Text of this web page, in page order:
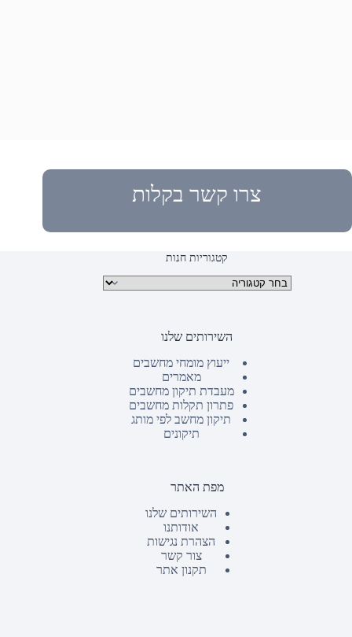
צרו קשר בקלות
קטגוריות חנות
קטגוריות מוצרים
השירותים שלנו
ייעוץ מומחי מחשבים
מאמרים
מעבדת תיקון מחשבים
פתרון תקלות מחשבים
תיקון מחשב לפי מותג
תיקונים
מפת האתר
השירותים שלנו
אודותנו
הצהרת נגישות
צור קשר
תקנון אתר